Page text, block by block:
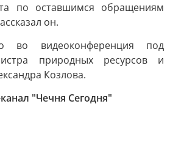
по оставшимся обращениям
он.
во видеоконференция под
природных ресурсов и
Козлова.
"Чечня Сегодня"